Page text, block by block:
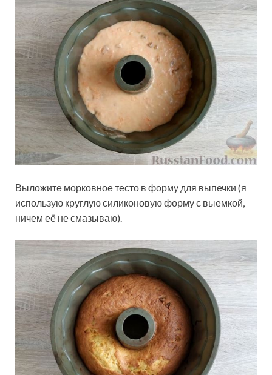
Выложите морковное тесто в форму для выпечки (я
использую круглую силиконовую форму с выемкой,
ничем её не смазываю).